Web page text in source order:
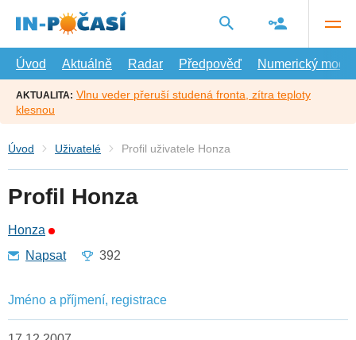
hlavní
Úvod
Aktuálně Radar Předpověď Numerický model
AKTUALITA: Vlnu veder přeruší studená fronta, zítra teploty
klesnou
Úvod Uživatelé Profil uživatele Honza
Profil Honza
Honza
Napsat
392
Jméno a příjmení, registrace